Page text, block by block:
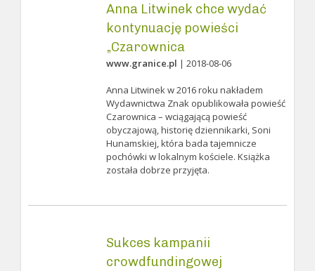
Anna Litwinek chce wydać
kontynuację powieści
„Czarownica
www.granice.pl | 2018-08-06
Anna Litwinek w 2016 roku nakładem
Wydawnictwa Znak opublikowała powieść
Czarownica – wciągającą powieść
obyczajową, historię dziennikarki, Soni
Hunamskiej, która bada tajemnicze
pochówki w lokalnym kościele. Książka
została dobrze przyjęta.
Sukces kampanii
crowdfundingowej